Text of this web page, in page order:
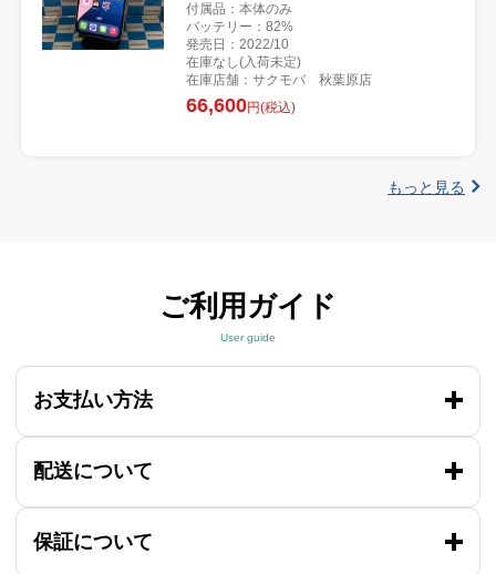
付属品：本体のみ
バッテリー：82%
発売日：2022/10
在庫なし(入荷未定)
在庫店舗：サクモバ 秋葉原店
66,600円(税込)
もっと見る
ご利用ガイド
User guide
お支払い方法
配送について
保証について